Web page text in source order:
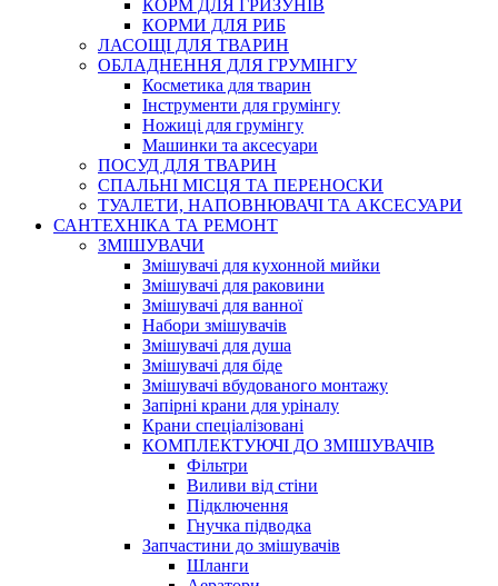
КОРМ ДЛЯ ГРИЗУНІВ
КОРМИ ДЛЯ РИБ
ЛАСОЩІ ДЛЯ ТВАРИН
ОБЛАДНЕННЯ ДЛЯ ГРУМІНГУ
Косметика для тварин
Інструменти для грумінгу
Ножиці для грумінгу
Машинки та аксесуари
ПОСУД ДЛЯ ТВАРИН
СПАЛЬНІ МІСЦЯ ТА ПЕРЕНОСКИ
ТУАЛЕТИ, НАПОВНЮВАЧІ ТА АКСЕСУАРИ
САНТЕХНІКА ТА РЕМОНТ
ЗМІШУВАЧИ
Змішувачі для кухонной мийки
Змішувачі для раковини
Змішувачі для ванної
Набори змішувачів
Змішувачі для душа
Змішувачі для біде
Змішувачі вбудованого монтажу
Запірні крани для уріналу
Крани спеціалізовані
КОМПЛЕКТУЮЧІ ДО ЗМІШУВАЧІВ
Фільтри
Виливи від стіни
Підключення
Гнучка підводка
Запчастини до змішувачів
Шланги